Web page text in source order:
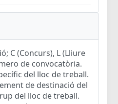
C (Concurs), L (Lliure
de convocatòria.
del lloc de treball.
de destinació del
del lloc de treball.